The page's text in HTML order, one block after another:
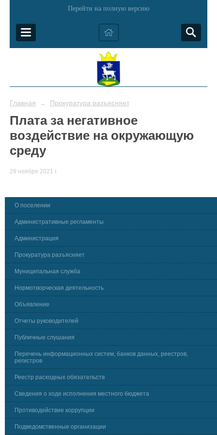
Перейти на полную версию
Главная → Прокуратура разъясняет
Плата за негативное
воздействие на окружающую
среду
29 ноября 2021 г.
О поселении
Административные регламенты
Администрация
Прокуратура разъясняет
Муниципальная служба
Нормотворческая деятельность
Объявление
Отчеты руководителей
Публичные слушания
Перечень информационных систем, банков данных, реестров,
регистров
Реестр расходных обязательств
Сведения о ходе исполнения местного бюджета
Противодействие коррупции
Подведомственные организации